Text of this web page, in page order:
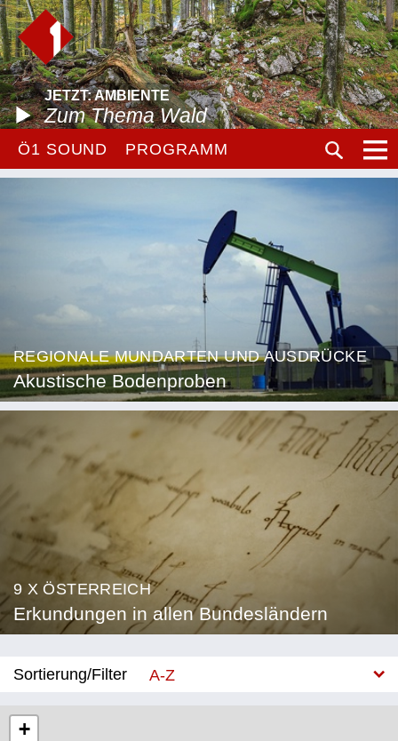
JETZT: AMBIENTE
Zum Thema Wald
Ö1 SOUND PROGRAMM
REGIONALE MUNDARTEN UND AUSDRÜCKE
Akustische Bodenproben
9 X ÖSTERREICH
Erkundungen in allen Bundesländern
Sortierung/Filter
A-Z
+